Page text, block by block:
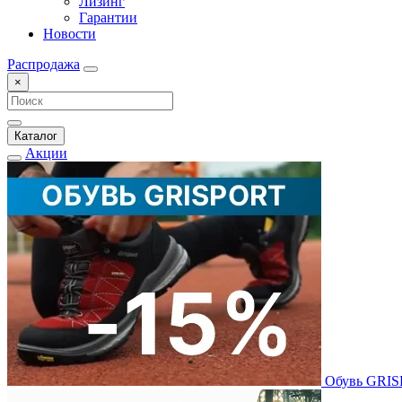
Гарантии
Новости
Распродажа
×
Каталог
Акции
Обувь